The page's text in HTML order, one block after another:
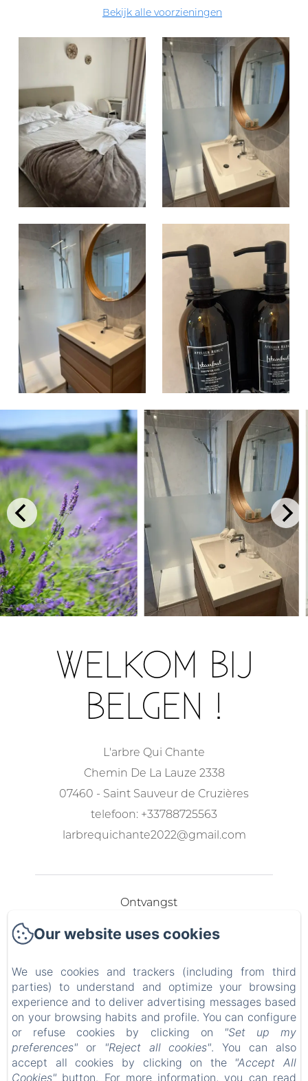
Bekijk alle voorzieningen
WELKOM BIJ
BELGEN !
L'arbre Qui Chante
Chemin De La Lauze 2338
07460 - Saint Sauveur de Cruzières
telefoon: +33788725563
larbrequichante2022@gmail.com
Ontvangst
Gastenkamers
Aan tafel
De tuin en het zwembad
Contact
FR NL
Our website uses cookies
We use cookies and trackers (including from third
parties) to understand and optimize your browsing
experience and to deliver advertising messages based
on your browsing habits and profile. You can configure
or refuse cookies by clicking on
"Set up my
preferences" or "Reject all cookies". You can also
accept all cookies by clicking on the "Accept All
Cookies" button. For more information, you can read